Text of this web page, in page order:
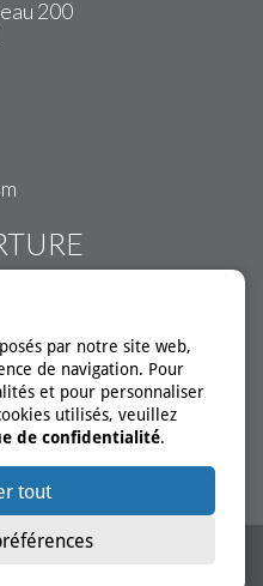
par notre site web,
de navigation. Pour
et pour personnaliser
utilisés, veuillez
de confidentialité.
tout
200
Média Inc. Membre du réseau